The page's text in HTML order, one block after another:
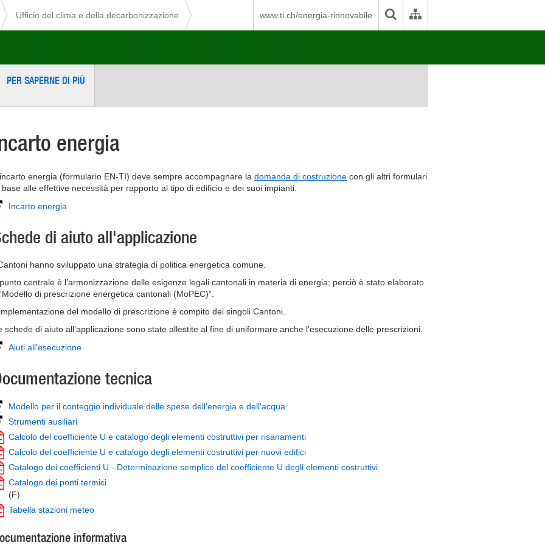
Ufficio del clima e della decarbonizzazione www.ti.ch/energia-rinnovabile
PER SAPERNE DI PIÙ
energia
energia (formulario EN-TI) deve sempre accompagnare la domanda di costruzione con gli altri formulari
base alle effettive necessità per rapporto al tipo di edificio e dei suoi impianti.
Incarto energia
di aiuto all'applicazione
hanno sviluppato una strategia di politica energetica comune.
centrale è l’armonizzazione delle esigenze legali cantonali in materia di energia; perciò è stato elaborato
di prescrizione energetica cantonali (MoPEC)”.
del modello di prescrizione è compito dei singoli Cantoni.
schede di aiuto all’applicazione sono state allestite al fine di uniformare anche l’esecuzione delle prescrizioni.
Aiuti all'esecuzione
tecnica
Modello per il conteggio individuale delle spese dell'energia e dell'acqua
Strumenti ausiliari
Calcolo del coefficiente U e catalogo degli elementi costruttivi per risanamenti
Calcolo del coefficiente U e catalogo degli elementi costruttivi per nuovi edifici
Catalogo dei coefficienti U - Determinazione semplice del coefficiente U degli elementi costruttivi
Catalogo dei ponti termici
(F)
Tabella stazioni meteo
informativa